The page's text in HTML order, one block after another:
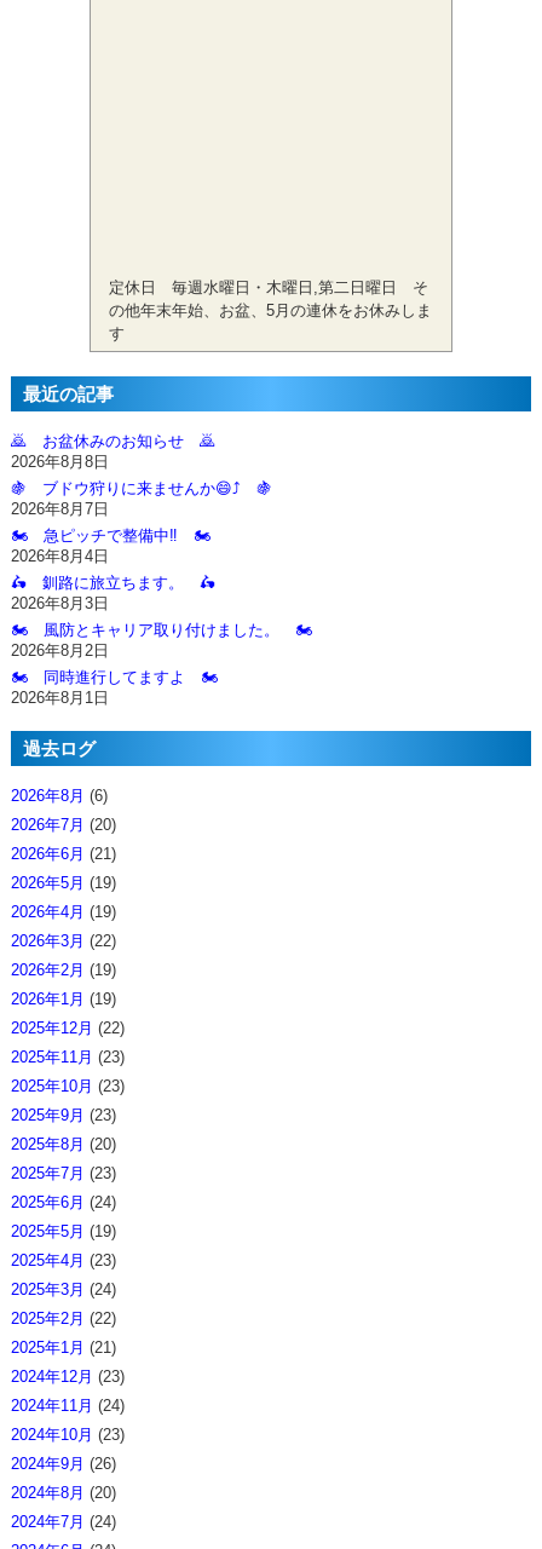
定休日 毎週水曜日・木曜日,第二日曜日 そ
の他年末年始、お盆、5月の連休をお休みしま
す
最近の記事
🙇‍ お盆休みのお知らせ 🙇‍
2026年8月8日
🍇 ブドウ狩りに来ませんか😄⤴️ 🍇
2026年8月7日
🏍️ 急ピッチで整備中‼️ 🏍️
2026年8月4日
🛵 釧路に旅立ちます。 🛵
2026年8月3日
🏍️ 風防とキャリア取り付けました。 🏍️
2026年8月2日
🏍️ 同時進行してますよ 🏍️
2026年8月1日
過去ログ
2026年8月 (6)
2026年7月 (20)
2026年6月 (21)
2026年5月 (19)
2026年4月 (19)
2026年3月 (22)
2026年2月 (19)
2026年1月 (19)
2025年12月 (22)
2025年11月 (23)
2025年10月 (23)
2025年9月 (23)
2025年8月 (20)
2025年7月 (23)
2025年6月 (24)
2025年5月 (19)
2025年4月 (23)
2025年3月 (24)
2025年2月 (22)
2025年1月 (21)
2024年12月 (23)
2024年11月 (24)
2024年10月 (23)
2024年9月 (26)
2024年8月 (20)
2024年7月 (24)